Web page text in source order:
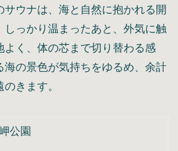
サウナは、海と自然に抱かれる開
しっかり温まったあと、外気に触
よく、体の芯まで切り替わる感
海の景色が気持ちをゆるめ、余計
きます。
公園